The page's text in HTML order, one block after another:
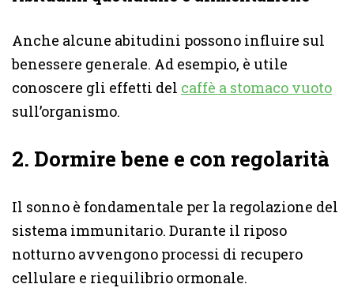
Anche alcune abitudini possono influire sul
benessere generale. Ad esempio, è utile
conoscere gli effetti del caffè a stomaco vuoto
sull’organismo.
2. Dormire bene e con regolarità
Il sonno è fondamentale per la regolazione del
sistema immunitario. Durante il riposo
notturno avvengono processi di recupero
cellulare e riequilibrio ormonale.